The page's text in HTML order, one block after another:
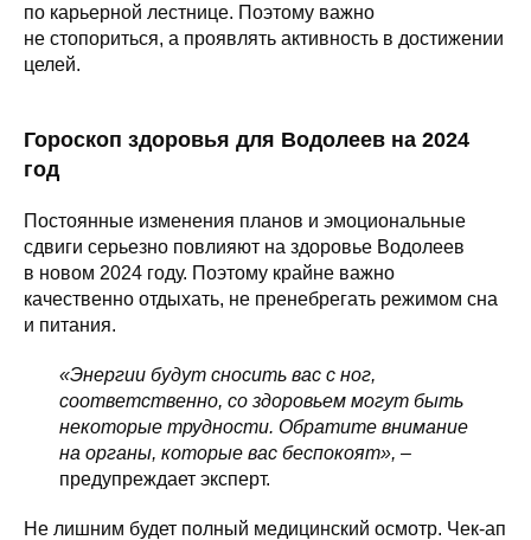
по карьерной лестнице. Поэтому важно
не стопориться, а проявлять активность в достижении
целей.
Гороскоп здоровья для Водолеев на 2024
год
Постоянные изменения планов и эмоциональные
сдвиги серьезно повлияют на здоровье Водолеев
в новом 2024 году. Поэтому крайне важно
качественно отдыхать, не пренебрегать режимом сна
и питания.
«Энергии будут сносить вас с ног,
соответственно, со здоровьем могут быть
некоторые трудности. Обратите внимание
на органы, которые вас беспокоят», –
предупреждает эксперт.
Не лишним будет полный медицинский осмотр. Чек-ап